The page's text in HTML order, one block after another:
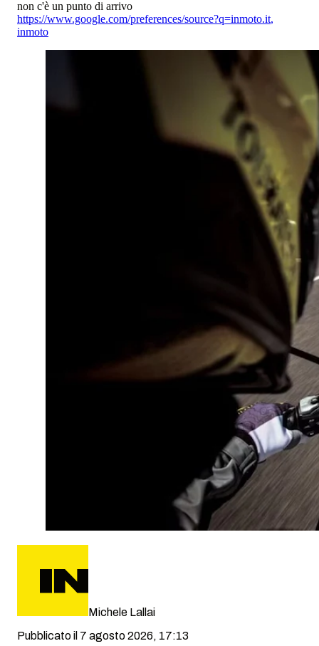
non c'è un punto di arrivo
https://www.google.com/preferences/source?q=inmoto.it,
inmoto
Michele Lallai
Pubblicato il 7 agosto 2026, 17:13